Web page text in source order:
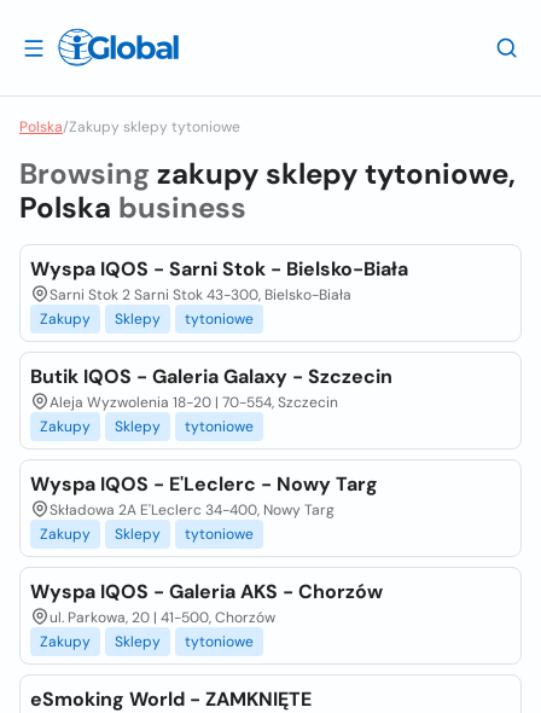
Polska/Zakupy sklepy tytoniowe
Browsingzakupy sklepy tytoniowe,
Polska business
Wyspa IQOS - Sarni Stok - Bielsko-Biała
Sarni Stok 2 Sarni Stok 43-300, Bielsko-Biała
Zakupy
Sklepy tytoniowe
Butik IQOS - Galeria Galaxy - Szczecin
Aleja Wyzwolenia 18-20 | 70-554, Szczecin
Zakupy
Sklepy tytoniowe
Wyspa IQOS - E'Leclerc - Nowy Targ
Składowa 2A E'Leclerc 34-400, Nowy Targ
Zakupy
Sklepy tytoniowe
Wyspa IQOS - Galeria AKS - Chorzów
ul. Parkowa, 20 | 41-500, Chorzów
Zakupy
Sklepy tytoniowe
eSmoking World - ZAMKNIĘTE